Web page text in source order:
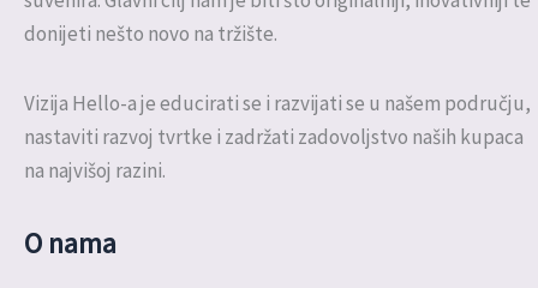
donijeti nešto novo na tržište.
Vizija Hello-a je educirati se i razvijati se u našem području,
nastaviti razvoj tvrtke i zadržati zadovoljstvo naših kupaca
na najvišoj razini.
O nama